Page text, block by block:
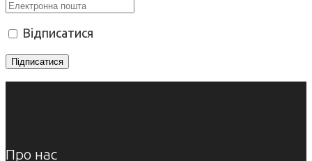
Відписатися
Про нас